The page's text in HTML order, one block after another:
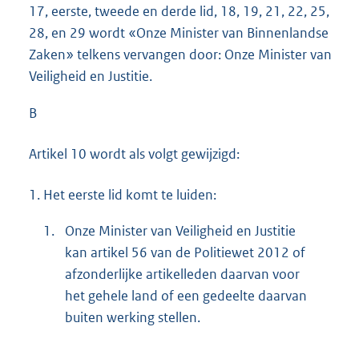
17, eerste, tweede en derde lid, 18, 19, 21, 22, 25,
28, en 29 wordt «Onze Minister van Binnenlandse
Zaken» telkens vervangen door: Onze Minister van
Veiligheid en Justitie.
B
Artikel 10 wordt als volgt gewijzigd:
1. Het eerste lid komt te luiden:
1.
Onze Minister van Veiligheid en Justitie
kan artikel 56 van de Politiewet 2012 of
afzonderlijke artikelleden daarvan voor
het gehele land of een gedeelte daarvan
buiten werking stellen.